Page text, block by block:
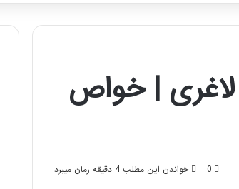
لاغری | خواص
0 خواندن این مطلب 4 دقیقه زمان میبرد
آموزش
شکستن